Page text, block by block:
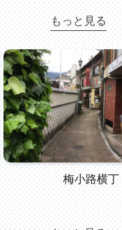
もっと見る
梅小路横丁